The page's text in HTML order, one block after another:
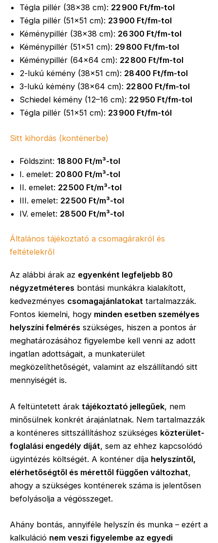
Tégla pillér (38×38 cm): 22 900 Ft/fm-tol
Tégla pillér (51×51 cm): 23 900 Ft/fm-tol
Kéménypillér (38×38 cm): 26 300 Ft/fm-tol
Kéménypillér (51×51 cm): 29 800 Ft/fm-tol
Kéménypillér (64×64 cm): 22 800 Ft/fm-tol
2-lukú kémény (38×51 cm): 28 400 Ft/fm-tol
3-lukú kémény (38×64 cm): 22 800 Ft/fm-tol
Schiedel kémény (12–16 cm): 22 950 Ft/fm-tol
Tégla pillér (51×51 cm): 23 900 Ft/fm-tól
Sitt kihordás (konténerbe)
Földszint: 18 800 Ft/m³-tol
I. emelet: 20 800 Ft/m³-tol
II. emelet: 22 500 Ft/m³-tol
III. emelet: 22 500 Ft/m³-tol
IV. emelet: 28 500 Ft/m³-tol
Általános tájékoztató a csomagárakról és
feltételekről
Az alábbi árak az egyenként legfeljebb 80
négyzetméteres bontási munkákra kialakított,
kedvezményes csomagajánlatokat tartalmazzák.
Fontos kiemelni, hogy minden esetben személyes
helyszíni felmérés szükséges, hiszen a pontos ár
meghatározásához figyelembe kell venni az adott
ingatlan adottságait, a munkaterület
megközelíthetőségét, valamint az elszállítandó sitt
mennyiségét is.
A feltüntetett árak tájékoztató jellegűek, nem
minősülnek konkrét árajánlatnak. Nem tartalmazzák
a konténeres sittszállításhoz szükséges közterület-
foglalási engedély díját, sem az ehhez kapcsolódó
ügyintézés költségét. A konténer díja helyszíntől,
elérhetőségtől és mérettől függően változhat,
ahogy a szükséges konténerek száma is jelentősen
befolyásolja a végösszeget.
Ahány bontás, annyiféle helyszín és munka – ezért a
kalkuláció nem veszi figyelembe az egyedi